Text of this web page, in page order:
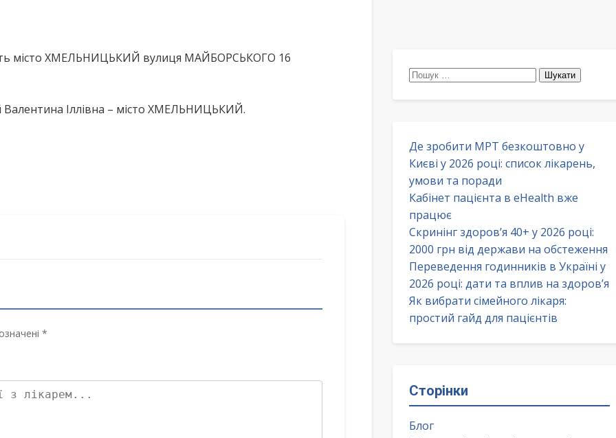
місто ХМЕЛЬНИЦЬКИЙ вулиця МАЙБОРСЬКОГО 16
Валентина Іллівна – місто ХМЕЛЬНИЦЬКИЙ.
*
Пошук:
Де зробити МРТ безкоштовно у
Києві у 2026 році: список лікарень,
умови та поради
Кабінет пацієнта в eHealth вже
працює
Скринінг здоров’я 40+ у 2026 році:
2000 грн від держави на обстеження
Переведення годинників в Україні у
2026 році: дати та вплив на здоров’я
Як вибрати сімейного лікаря:
простий гайд для пацієнтів
Сторінки
Блог